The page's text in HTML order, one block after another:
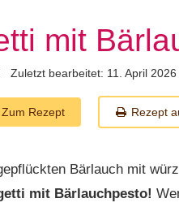
mit
Zuletzt bearbeitet: 11. April 2026
Zum Rezept Rezept
Bärlauch mit
mit Bärlauchpesto!